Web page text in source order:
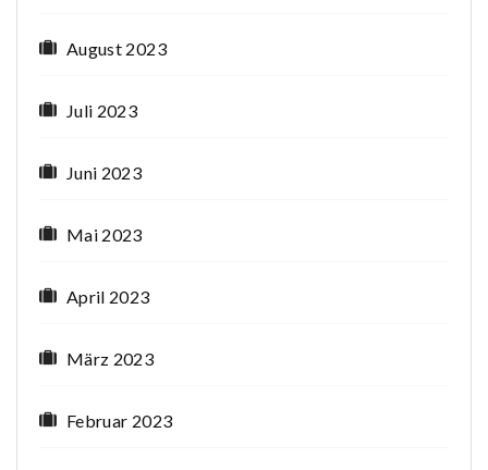
August 2023
Juli 2023
Juni 2023
Mai 2023
April 2023
März 2023
Februar 2023